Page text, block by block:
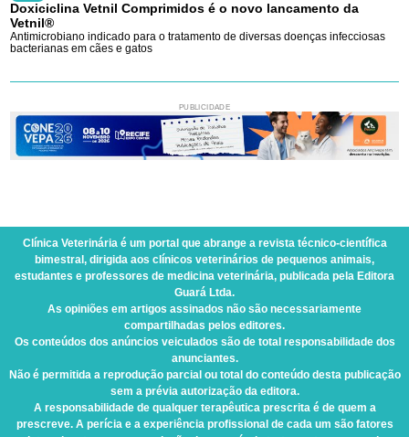
Doxiciclina Vetnil Comprimidos é o novo lancamento da
Vetnil®
Antimicrobiano indicado para o tratamento de diversas doenças infecciosas
bacterianas em cães e gatos
PUBLICIDADE
Clínica Veterináriaé um portal que abrange a revista técnico-científica
bimestral, dirigida aos clínicos veterinários de pequenos animais,
estudantes e professores de medicina veterinária, publicada pela Editora
Guará Ltda.
As opiniões em artigos assinados não são necessariamente
compartilhadas pelos editores.
Os conteúdos dos anúncios veiculados são de total responsabilidade dos
anunciantes.
Não é permitida a reprodução parcial ou total do conteúdo desta publicação
sem a prévia autorização da editora.
A responsabilidade de qualquer terapêutica prescrita é de quem a
prescreve. A perícia e a experiência profissional de cada um são fatores